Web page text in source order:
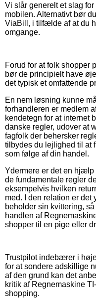
Vi slår generelt et slag
mobilen. Alternativt bør
ViaBill, i tilfælde af at du
omgange.
Forud for at folk shopper
bør de principielt have
det typisk et omfattende
En nem løsning kunne
forhandleren er medlem
kendetegn for at internet
danske regler, udover at
fagfolk der behersker
tilbydes du lejlighed til
som følge af din handel.
Ydermere er det en hjælp
de fundamentale regler
eksempelvis hvilken
med. I den relation er det
beholder sin kvittering,
handlen af
shopper til en pige eller
Trustpilot indebærer i
for at sondere adskillige
af den grund kan det
kritik af Regnemaskine
shopping.